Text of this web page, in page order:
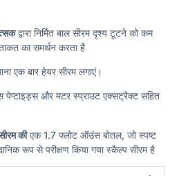
द्वारा निर्मित बाल सीरम दृश्य टूटने को कम
का समर्थन करता है
एक बार हेयर सीरम लगाएं।
पेप्टाइड्स और मटर स्प्राउट एक्सट्रैक्ट सहित
कीएक 1.7 फ्लोट ऑउंस बोतल, जो स्पष्ट
रूप से परीक्षण किया गया स्कैल्प सीरम है